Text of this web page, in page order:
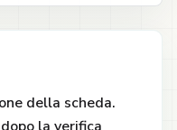
della scheda.